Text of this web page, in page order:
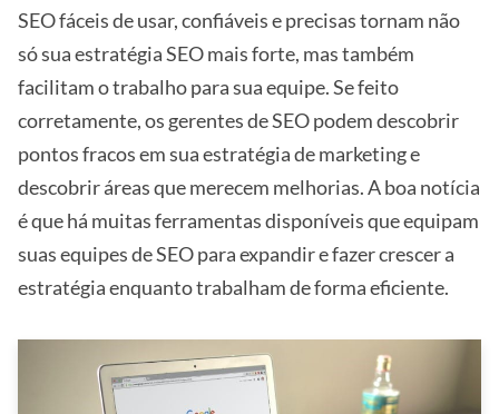
SEO fáceis de usar, confiáveis e precisas tornam não
só sua estratégia SEO mais forte, mas também
facilitam o trabalho para sua equipe. Se feito
corretamente, os gerentes de SEO podem descobrir
pontos fracos em sua estratégia de marketing e
descobrir áreas que merecem melhorias. A boa notícia
é que há muitas ferramentas disponíveis que equipam
suas equipes de SEO para expandir e fazer crescer a
estratégia enquanto trabalham de forma eficiente.